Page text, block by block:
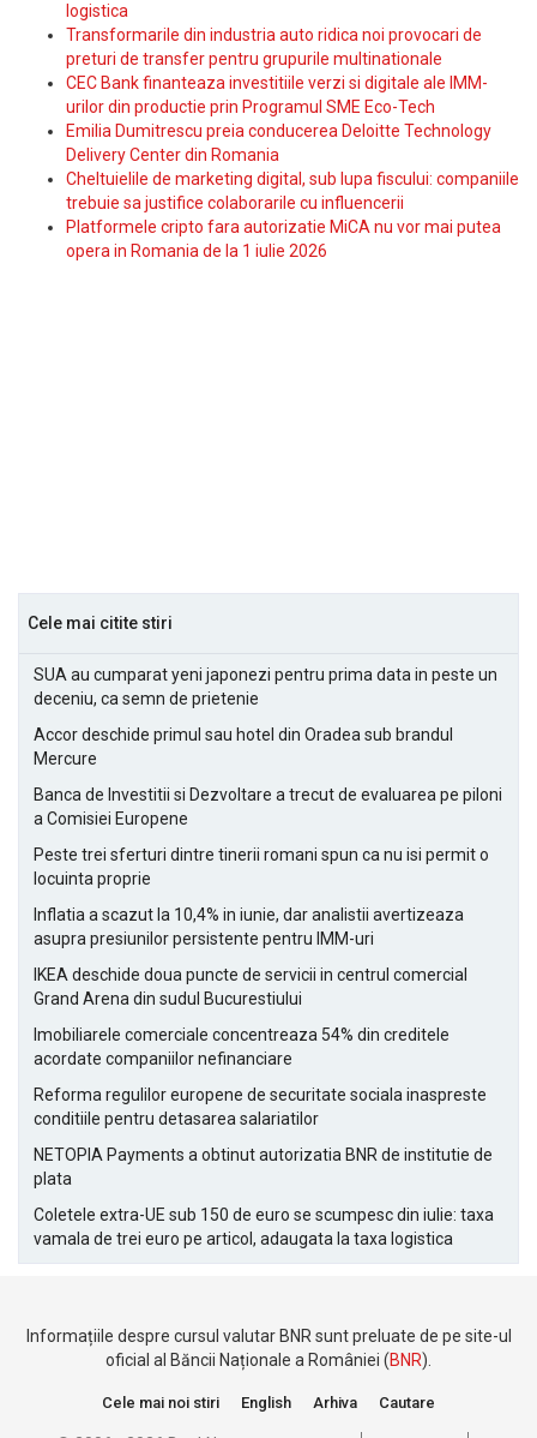
logistica
Transformarile din industria auto ridica noi provocari de
preturi de transfer pentru grupurile multinationale
CEC Bank finanteaza investitiile verzi si digitale ale IMM-
urilor din productie prin Programul SME Eco-Tech
Emilia Dumitrescu preia conducerea Deloitte Technology
Delivery Center din Romania
Cheltuielile de marketing digital, sub lupa fiscului: companiile
trebuie sa justifice colaborarile cu influencerii
Platformele cripto fara autorizatie MiCA nu vor mai putea
opera in Romania de la 1 iulie 2026
Cele mai citite stiri
SUA au cumparat yeni japonezi pentru prima data in peste un
deceniu, ca semn de prietenie
Accor deschide primul sau hotel din Oradea sub brandul
Mercure
Banca de Investitii si Dezvoltare a trecut de evaluarea pe piloni
a Comisiei Europene
Peste trei sferturi dintre tinerii romani spun ca nu isi permit o
locuinta proprie
Inflatia a scazut la 10,4% in iunie, dar analistii avertizeaza
asupra presiunilor persistente pentru IMM-uri
IKEA deschide doua puncte de servicii in centrul comercial
Grand Arena din sudul Bucurestiului
Imobiliarele comerciale concentreaza 54% din creditele
acordate companiilor nefinanciare
Reforma regulilor europene de securitate sociala inaspreste
conditiile pentru detasarea salariatilor
NETOPIA Payments a obtinut autorizatia BNR de institutie de
plata
Coletele extra-UE sub 150 de euro se scumpesc din iulie: taxa
vamala de trei euro pe articol, adaugata la taxa logistica
Informațiile despre cursul valutar BNR sunt preluate de pe site-ul
oficial al Băncii Naționale a României (BNR).
Cele mai noi stiri English Arhiva Cautare